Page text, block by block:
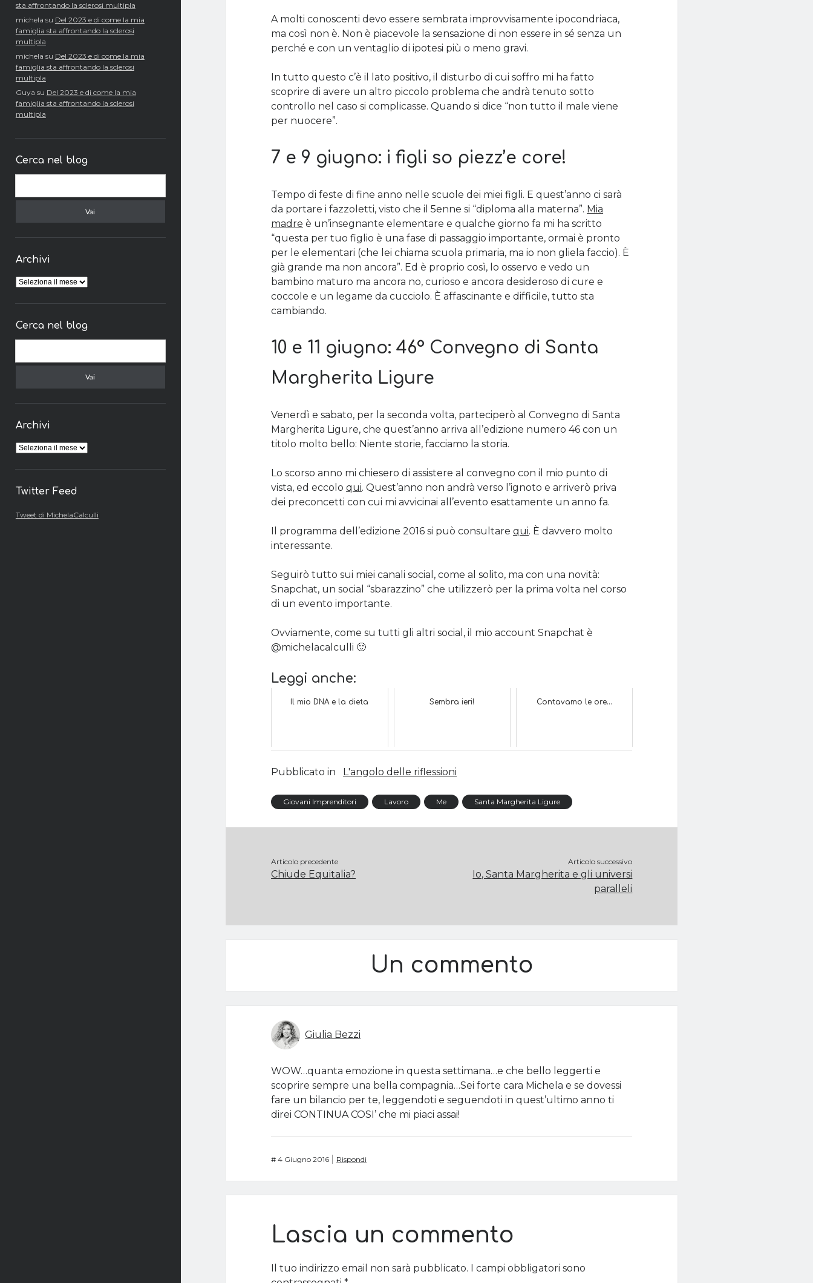
sta affrontando la sclerosi multipla
michela su Del 2023 e di come la mia
famiglia sta affrontando la sclerosi
multipla
michela su Del 2023 e di come la mia
famiglia sta affrontando la sclerosi
multipla
Guya su Del 2023 e di come la mia
famiglia sta affrontando la sclerosi
multipla
Cerca nel blog
Archivi
Archivi
Cerca nel blog
Archivi
Archivi
Twitter Feed
Tweet di MichelaCalculli
A molti conoscenti devo essere sembrata improvvisamente ipocondriaca,
ma così non è. Non è piacevole la sensazione di non essere in sé senza un
perché e con un ventaglio di ipotesi più o meno gravi.
In tutto questo c’è il lato positivo, il disturbo di cui soffro mi ha fatto
scoprire di avere un altro piccolo problema che andrà tenuto sotto
controllo nel caso si complicasse. Quando si dice “non tutto il male viene
per nuocere”.
7 e 9 giugno: i figli so piezz’e core!
Tempo di feste di fine anno nelle scuole dei miei figli. E quest’anno ci sarà
da portare i fazzoletti, visto che il 5enne si “diploma alla materna”. Mia
madre è un’insegnante elementare e qualche giorno fa mi ha scritto
“questa per tuo figlio è una fase di passaggio importante, ormai è pronto
per le elementari (che lei chiama scuola primaria, ma io non gliela faccio). È
già grande ma non ancora”. Ed è proprio così, lo osservo e vedo un
bambino maturo ma ancora no, curioso e ancora desideroso di cure e
coccole e un legame da cucciolo. È affascinante e difficile, tutto sta
cambiando.
10 e 11 giugno: 46° Convegno di Santa
Margherita Ligure
Venerdì e sabato, per la seconda volta, parteciperò al Convegno di Santa
Margherita Ligure, che quest’anno arriva all’edizione numero 46 con un
titolo molto bello: Niente storie, facciamo la storia.
Lo scorso anno mi chiesero di assistere al convegno con il mio punto di
vista, ed eccoloqui. Quest’anno non andrà verso l’ignoto e arriverò priva
dei preconcetti con cui mi avvicinai all’evento esattamente un anno fa.
Il programma dell’edizione 2016 si può consultarequi. È davvero molto
interessante.
Seguirò tutto sui miei canali social, come al solito, ma con una novità:
Snapchat, un social “sbarazzino” che utilizzerò per la prima volta nel corso
di un evento importante.
Ovviamente, come su tutti gli altri social, il mio account Snapchat è
@michelacalculli 🙂
Leggi anche:
Il mio DNA e la dieta Sembra ieri! Contavamo le ore...
Pubblicato in L'angolo delle riflessioni
Giovani Imprenditori Lavoro Me Santa Margherita Ligure
Articolo precedente
Chiude Equitalia?
Articolo successivo
Io, Santa Margherita e gli universi
paralleli
Un commento
Giulia Bezzi
WOW…quanta emozione in questa settimana…e che bello leggerti e
scoprire sempre una bella compagnia…Sei forte cara Michela e se dovessi
fare un bilancio per te, leggendoti e seguendoti in quest’ultimo anno ti
direi CONTINUA COSI’ che mi piaci assai!
#4 Giugno 2016 Rispondi
Lascia un commento
Il tuo indirizzo email non sarà pubblicato.
I campi obbligatori sono